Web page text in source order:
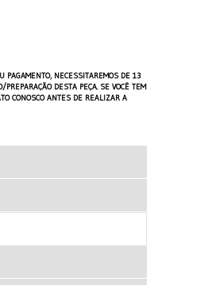
PAGAMENTO, NECESSITAREMOS DE 13
PREPARAÇÃO DESTA PEÇA. SE VOCÊ TEM
CONOSCO ANTES DE REALIZAR A